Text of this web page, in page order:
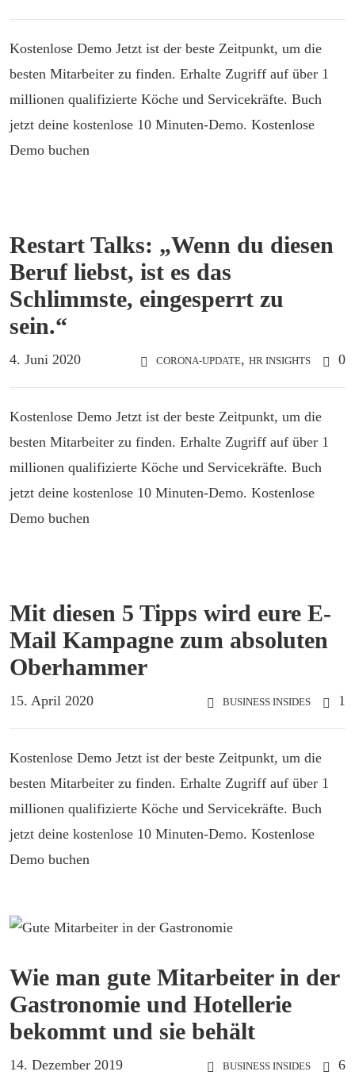
Kostenlose Demo Jetzt ist der beste Zeitpunkt, um die
besten Mitarbeiter zu finden. Erhalte Zugriff auf über 1
millionen qualifizierte Köche und Servicekräfte. Buch
jetzt deine kostenlose 10 Minuten-Demo. Kostenlose
Demo buchen
Restart Talks: „Wenn du diesen
Beruf liebst, ist es das
Schlimmste, eingesperrt zu
sein.“
4. Juni 2020 CORONA-UPDATE, HR INSIGHTS 0
Kostenlose Demo Jetzt ist der beste Zeitpunkt, um die
besten Mitarbeiter zu finden. Erhalte Zugriff auf über 1
millionen qualifizierte Köche und Servicekräfte. Buch
jetzt deine kostenlose 10 Minuten-Demo. Kostenlose
Demo buchen
Mit diesen 5 Tipps wird eure E-
Mail Kampagne zum absoluten
Oberhammer
15. April 2020 BUSINESS INSIDES 1
Kostenlose Demo Jetzt ist der beste Zeitpunkt, um die
besten Mitarbeiter zu finden. Erhalte Zugriff auf über 1
millionen qualifizierte Köche und Servicekräfte. Buch
jetzt deine kostenlose 10 Minuten-Demo. Kostenlose
Demo buchen
Wie man gute Mitarbeiter in der
Gastronomie und Hotellerie
bekommt und sie behält
14. Dezember 2019 BUSINESS INSIDES 6